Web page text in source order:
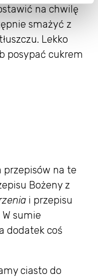
na chwilę
smażyć z
Lekko
posypać cukrem
przepisów na te
Bożeny z
i przepisu
sumie
dodatek coś
ciasto do